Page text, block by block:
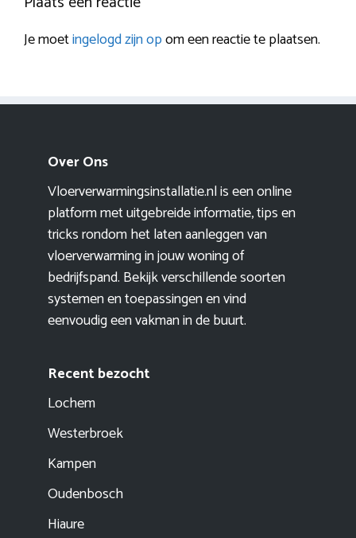
Je moetingelogd zijn opom een reactie te plaatsen.
Over Ons
Vloerverwarmingsinstallatie.nl is een online
platform met uitgebreide informatie, tips en
tricks rondom het laten aanleggen van
vloerverwarming in jouw woning of
bedrijfspand. Bekijk verschillende soorten
systemen en toepassingen en vind
eenvoudig een vakman in de buurt.
Recent bezocht
Lochem
Westerbroek
Kampen
Oudenbosch
Hiaure